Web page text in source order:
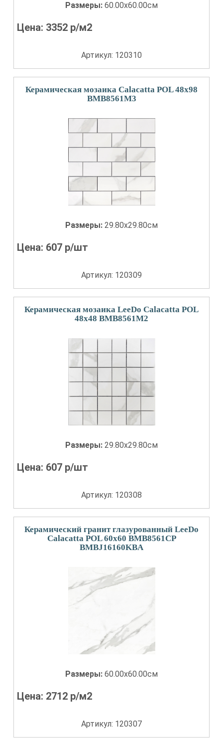
Размеры: 60.00x60.00см
Цена: 3352 р/м2
Артикул: 120310
Керамическая мозаика Calacatta POL 48х98
BMB8561M3
Размеры: 29.80x29.80см
Цена: 607 р/шт
Артикул: 120309
Керамическая мозаика LeeDo Calacatta POL
48x48 BMB8561M2
Размеры: 29.80x29.80см
Цена: 607 р/шт
Артикул: 120308
Керамический гранит глазурованный LeeDo
Calacatta POL 60x60 BMB8561CP
BMBJ16160KBA
Размеры: 60.00x60.00см
Цена: 2712 р/м2
Артикул: 120307